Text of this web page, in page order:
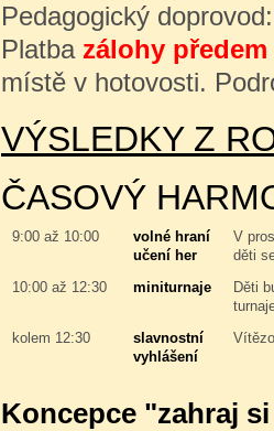
Pedagogický
Platba zálohy
místě v hotovosti.
VÝSLEDKY Z
ČASOVÝ
9:00 až 10:00
volné hraní
učení her
V
děti
10:00 až 12:30
miniturnaje
Děti
kolem 12:30
slavnostní
vyhlášení
Koncepce "zahraj